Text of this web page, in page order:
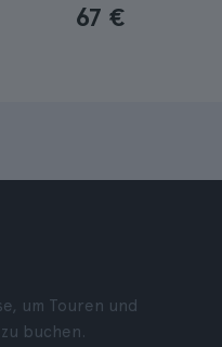
67 €
um Touren und
buchen.